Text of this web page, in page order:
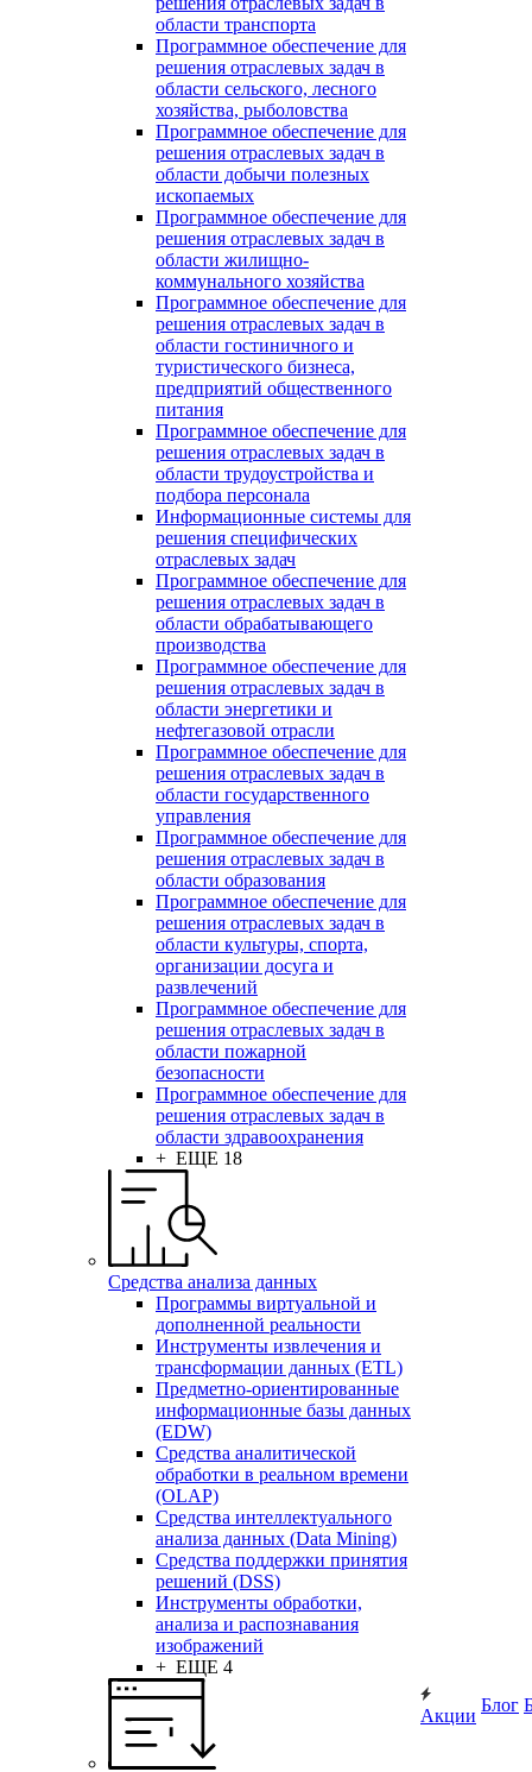
области транспорта
Программное обеспечение для
решения отраслевых задач в
области сельского, лесного
хозяйства, рыболовства
Программное обеспечение для
решения отраслевых задач в
области добычи полезных
ископаемых
Программное обеспечение для
решения отраслевых задач в
области жилищно-
коммунального хозяйства
Программное обеспечение для
решения отраслевых задач в
области гостиничного и
туристического бизнеса,
предприятий общественного
питания
Программное обеспечение для
решения отраслевых задач в
области трудоустройства и
подбора персонала
Информационные системы для
решения специфических
отраслевых задач
Программное обеспечение для
решения отраслевых задач в
области обрабатывающего
производства
Программное обеспечение для
решения отраслевых задач в
области энергетики и
нефтегазовой отрасли
Программное обеспечение для
решения отраслевых задач в
области государственного
управления
Программное обеспечение для
решения отраслевых задач в
области образования
Программное обеспечение для
решения отраслевых задач в
области культуры, спорта,
организации досуга и
развлечений
Программное обеспечение для
решения отраслевых задач в
области пожарной
безопасности
Программное обеспечение для
решения отраслевых задач в
области здравоохранения
+ ЕЩЕ 18
Средства анализа данных
Программы виртуальной и
дополненной реальности
Инструменты извлечения и
трансформации данных (ETL)
Предметно-ориентированные
информационные базы данных
(EDW)
Средства аналитической
обработки в реальном времени
(OLAP)
Средства интеллектуального
анализа данных (Data Mining)
Средства поддержки принятия
решений (DSS)
Инструменты обработки,
анализа и распознавания
изображений
+ ЕЩЕ 4
Акции
Блог